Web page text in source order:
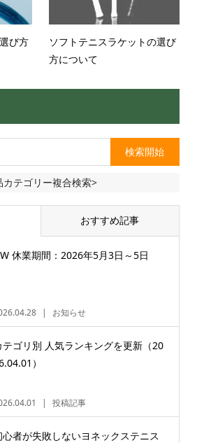
び方
ソフトテニスラケットの選び
方について
カテゴリー複合検索>
おすすめ記事
休業期間：2026年5月3日～5日
お知らせ
テゴリ別 人気ランキングを更新（20
）
投稿記事
心者が失敗しないヨネックステニス